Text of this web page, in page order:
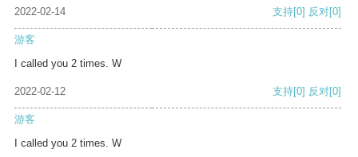
2022-02-14 支持[0] 反对[0]
游客
I called you 2 times. W
2022-02-12 支持[0] 反对[0]
游客
I called you 2 times. W